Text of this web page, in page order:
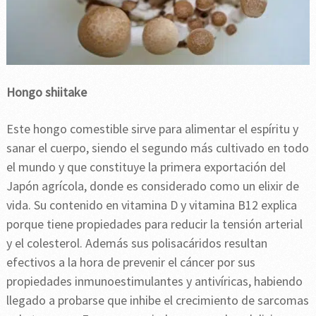
Hongo shiitake
Este hongo comestible sirve para alimentar el espíritu y
sanar el cuerpo, siendo el segundo más cultivado en todo
el mundo y que constituye la primera exportación del
Japón agrícola, donde es considerado como un elixir de
vida. Su contenido en vitamina D y vitamina B12 explica
porque tiene propiedades para reducir la tensión arterial
y el colesterol. Además sus polisacáridos resultan
efectivos a la hora de prevenir el cáncer por sus
propiedades inmunoestimulantes y antivíricas, habiendo
llegado a probarse que inhibe el crecimiento de sarcomas